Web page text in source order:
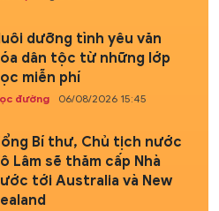
dưỡng tình yêu văn
dân tộc từ những lớp
miễn phí
đường 06/08/2026 15:45
Bí thư, Chủ tịch nước
Lâm sẽ thăm cấp Nhà
tới Australia và New